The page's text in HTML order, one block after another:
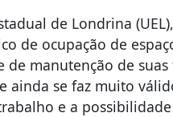
de Londrina
de ocupação de
manutenção de
ainda se faz muito
e a